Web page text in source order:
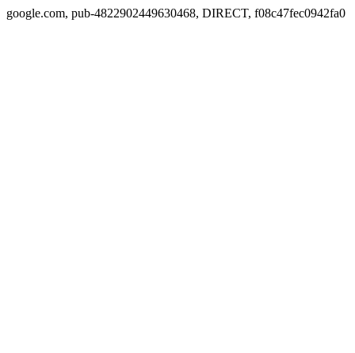
google.com, pub-4822902449630468, DIRECT, f08c47fec0942fa0